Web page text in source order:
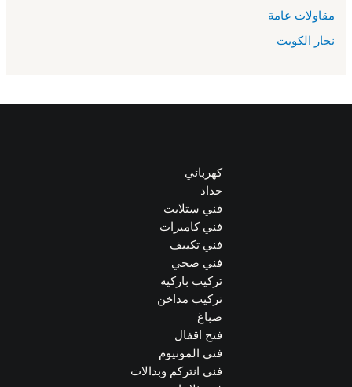
مقاولات عامة
نجار الكويت
كهربائي
حداد
فني ستلايت
فني كاميرات
فني تكييف
فني صحي
تركيب باركيه
تركيب مداخن
صباغ
فتح اقفال
فني المونيوم
فني انتركم وبدالات